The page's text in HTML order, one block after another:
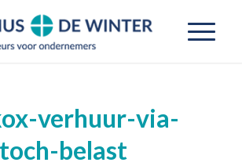
verhuur-via-
belast